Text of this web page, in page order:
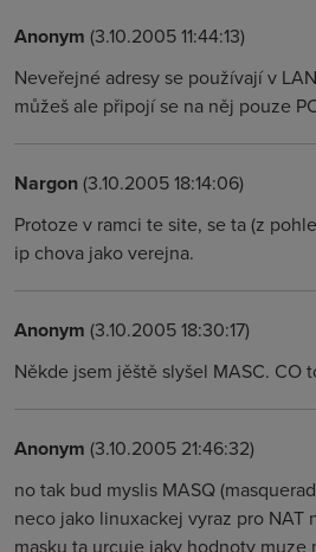
Anonym (3.10.2005 11:44:13)
Neveřejné adresy se používají v
můžeš ale připojí se na něj pouze
Nargon(3.10.2005 18:14:06)
Protoze v ramci te site, se ta (z
ip chova jako verejna.
Anonym (3.10.2005 18:30:17)
Někde jsem jěště slyšel MASC. CO
Anonym (3.10.2005 21:46:32)
no tak bud myslis MASQ
neco jako linuxackej vyraz pro NAT
masku ta urcuje jaky hodnoty muze